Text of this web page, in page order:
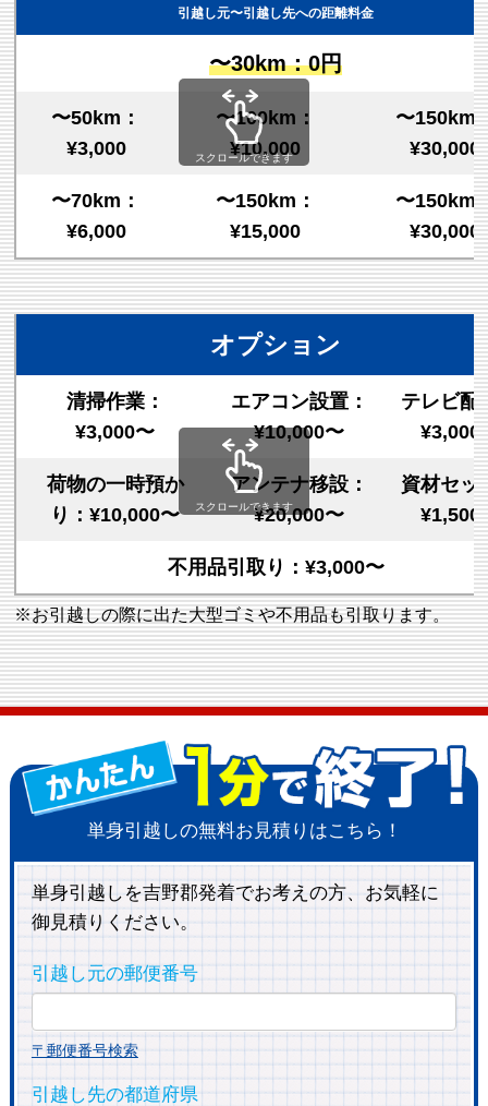
引越し元〜引越し先への距離料金
〜30km：0円
〜50km：
¥3,000
〜100km：
¥10,000
〜150km
¥30,000
〜70km：
¥6,000
〜150km：
¥15,000
〜150km
¥30,000
スクロールできます
オプション
清掃作業：
¥3,000〜
エアコン設置：
¥10,000〜
テレビ配
¥3,000
荷物の一時預か
り：¥10,000〜
アンテナ移設：
¥20,000〜
資材セッ
¥1,500
不用品引取り：¥3,000〜
スクロールできます
※お引越しの際に出た大型ゴミや不用品も引取ります。
単身引越しの無料お見積りはこちら！
単身引越しを吉野郡発着でお考えの方、お気軽に
御見積りください。
引越し元の郵便番号
〒郵便番号検索
引越し先の都道府県